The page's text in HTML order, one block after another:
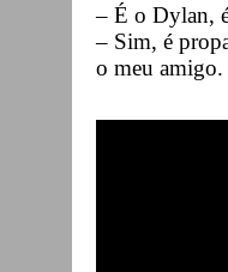
– É o Dylan,
– Sim, é
o meu amigo.